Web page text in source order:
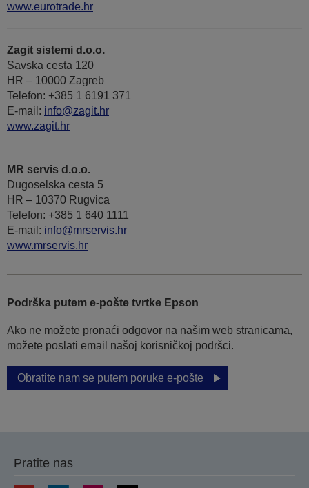
www.eurotrade.hr
Zagit sistemi d.o.o.
Savska cesta 120
HR – 10000 Zagreb
Telefon: +385 1 6191 371
E-mail: info@zagit.hr
www.zagit.hr
MR servis d.o.o.
Dugoselska cesta 5
HR – 10370 Rugvica
Telefon: +385 1 640 1111
Е-mail: info@mrservis.hr
www.mrservis.hr
Podrška putem e-pošte tvrtke Epson
Ako ne možete pronaći odgovor na našim web stranicama,
možete poslati email našoj korisničkoj podršci.
Obratite nam se putem poruke e-pošte
Pratite nas